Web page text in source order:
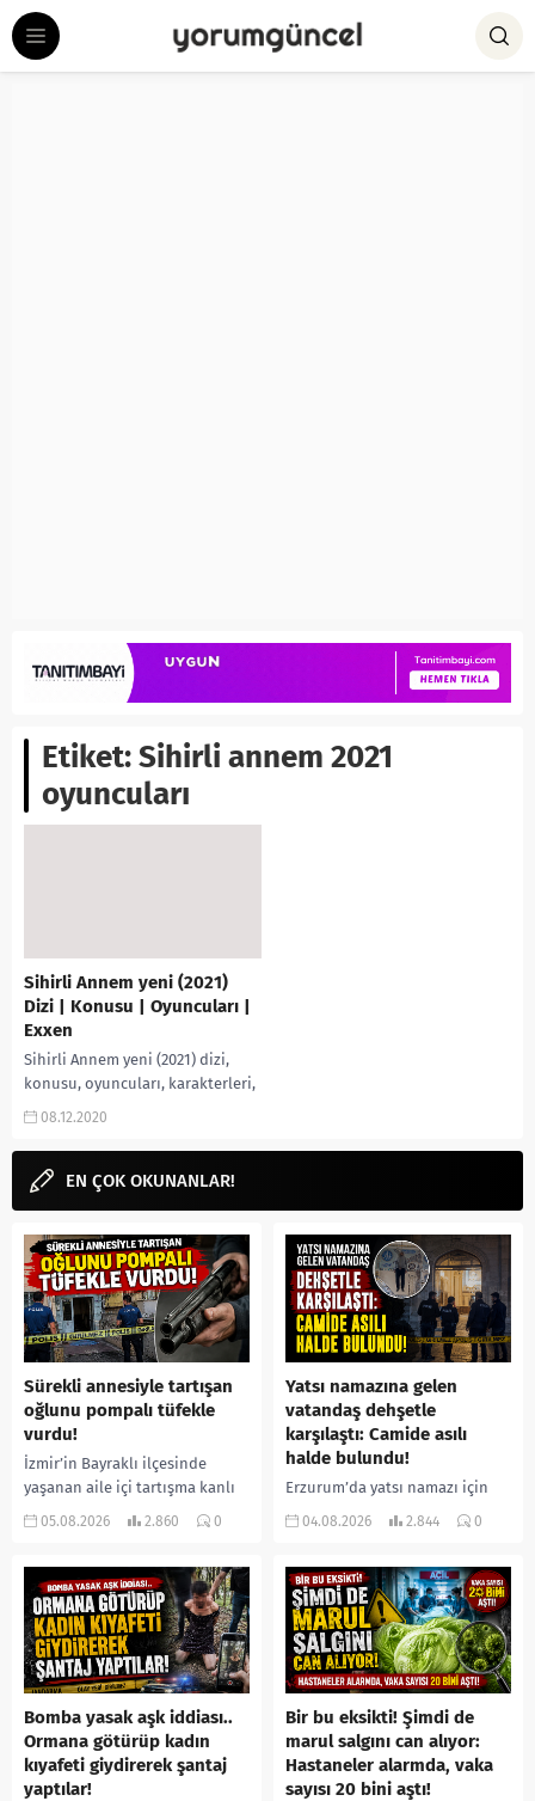
Etiket:Sihirli annem 2021
oyuncuları
Sihirli Annem yeni (2021)
Dizi | Konusu | Oyuncuları |
Exxen
Sihirli Annem yeni (2021) dizi,
konusu, oyuncuları, karakterleri,
cast, yorumları, incelemesi, Exxen
fragmanı, izle gibi...
08.12.2020
EN ÇOK OKUNANLAR!
Sürekli annesiyle tartışan
oğlunu pompalı tüfekle
vurdu!
İzmir’in Bayraklı ilçesinde
yaşanan aile içi tartışma kanlı
bitti. İddiaya göre, uzun süredir
05.08.2026 2.860 0
Yatsı namazına gelen
vatandaş dehşetle
karşılaştı: Camide asılı
halde bulundu!
Erzurum’da yatsı namazı için
camiye gelen bir vatandaş,
yerine sevk edilen...
04.08.2026 2.844 0
Bomba yasak aşk iddiası..
Ormana götürüp kadın
kıyafeti giydirerek şantaj
yaptılar!
Bir bu eksikti! Şimdi de
marul salgını can alıyor:
Hastaneler alarmda, vaka
sayısı 20 bini aştı!